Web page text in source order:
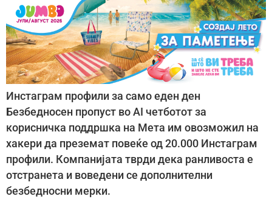
Инстаграм профили за само еден ден
Безбедносен пропуст во AI четботот за
корисничка поддршка на Мета им овозможил на
хакери да преземат повеќе од 20.000 Инстаграм
профили. Компанијата тврди дека ранливоста е
отстранета и воведени се дополнителни
безбедносни мерки.